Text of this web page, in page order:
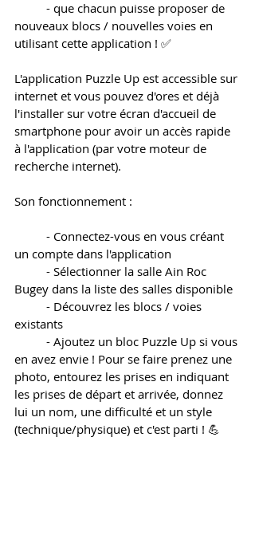
nouveaux blocs / nouvelles voies en
utilisant cette application ! ✅
L'application Puzzle Up est accessible sur
internet et vous pouvez d'ores et déjà
l'installer sur votre écran d'accueil de
smartphone pour avoir un accès rapide
à l'application (par votre moteur de
recherche internet).
Son fonctionnement :
un compte dans l'application
Bugey dans la liste des salles disponible
existants
en avez envie ! Pour se faire prenez une
photo, entourez les prises en indiquant
les prises de départ et arrivée, donnez
lui un nom, une difficulté et un style
(technique/physique) et c'est parti ! 💪